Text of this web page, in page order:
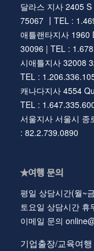
달라스 지사 2405
75067 ┃TEL :
애틀랜타지사 1960
30096 | TEL :
시애틀지사 32008
TEL :
캐나다지사 4554
TEL :
서울지사 서울시
: 82.2.739.0890
★여행 문의
평일 상담시간(월~
토요일 상담시간 휴
이메일 문의
기업출장/교육여